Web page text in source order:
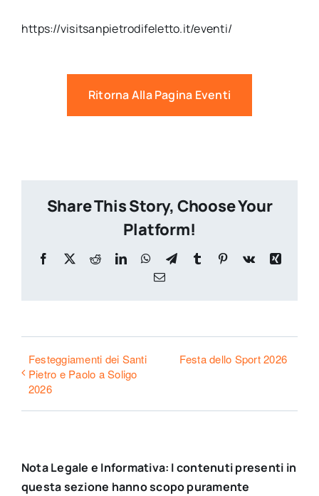
https://visitsanpietrodifeletto.it/eventi/
Ritorna Alla Pagina Eventi
Share This Story, Choose Your
Platform!
Facebook
X RedditLinkedInWhatsApp
TelegramTumblr Pinterest
Vk
Xing
Email
Festeggiamenti dei Santi
Pietro e Paolo a Soligo
2026
Festa dello Sport 2026
Nota Legale e Informativa: I contenuti presenti in
questa sezione hanno scopo puramente